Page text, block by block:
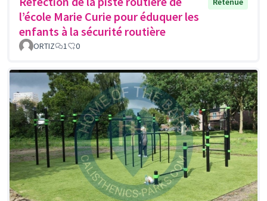
l’école Marie Curie pour éduquer les
enfants à la sécurité routière
ORTIZ 1 0